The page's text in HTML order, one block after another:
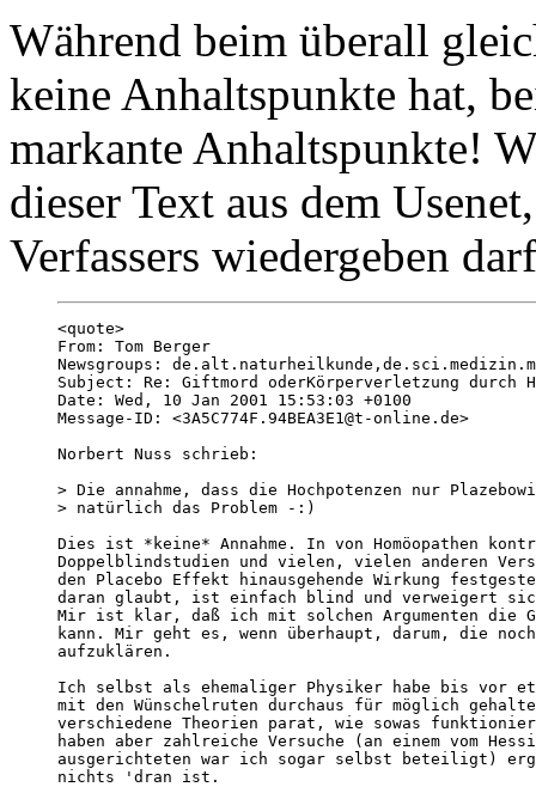
Während beim überall
keine Anhaltspunkte hat,
markante Anhaltspunkte!
dieser Text aus dem
Verfassers wiedergeben
<quote>
From: Tom Berger
Newsgroups:
Subject: Re: Giftmord oderKörperverletzung durch
Date: Wed, 10 Jan 2001 15:53:03 +0100
Message-ID: <3A5C774F.94BEA3E1@t-online.de>
Norbert Nuss schrieb:
> Die annahme, dass die Hochpotenzen nur
> natürlich das Problem -:)
Dies ist *keine* Annahme. In von Homöopathen
Doppelblindstudien und vielen, vielen anderen
den Placebo Effekt hinausgehende Wirkung
daran glaubt, ist einfach blind und verweigert
Mir ist klar, daß ich mit solchen Argumenten die
kann. Mir geht es, wenn überhaupt, darum, die
aufzuklären.
Ich selbst als ehemaliger Physiker habe bis vor
mit den Wünschelruten durchaus für möglich
verschiedene Theorien parat, wie sowas
haben aber zahlreiche Versuche (an einem vom
ausgerichteten war ich sogar selbst beteiligt)
nichts 'dran ist.